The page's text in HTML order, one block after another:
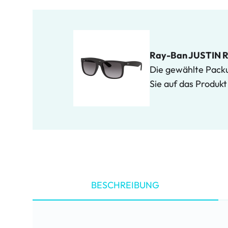
Ray-Ban JUSTIN
Die gewählte
Sie auf das
BESCHREIBUNG